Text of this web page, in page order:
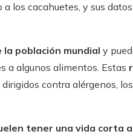
los cacahuetes, y sus
población mundial y
a algunos alimentos. Estas
contra alérgenos,
tener una vida corta